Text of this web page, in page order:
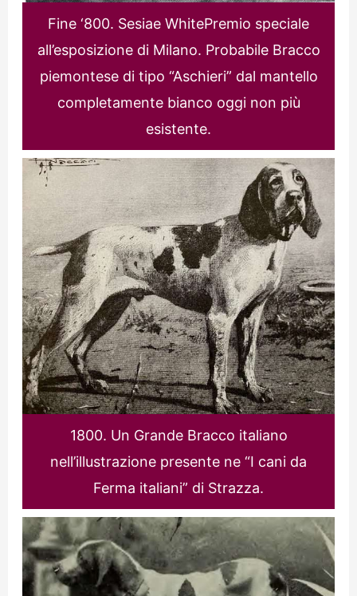
Fine ‘800. Sesiae WhitePremio speciale
all’esposizione di Milano. Probabile Bracco
piemontese di tipo “Aschieri” dal mantello
completamente bianco oggi non più
esistente.
1800. Un Grande Bracco italiano
nell’illustrazione presente ne “I cani da
Ferma italiani” di Strazza.